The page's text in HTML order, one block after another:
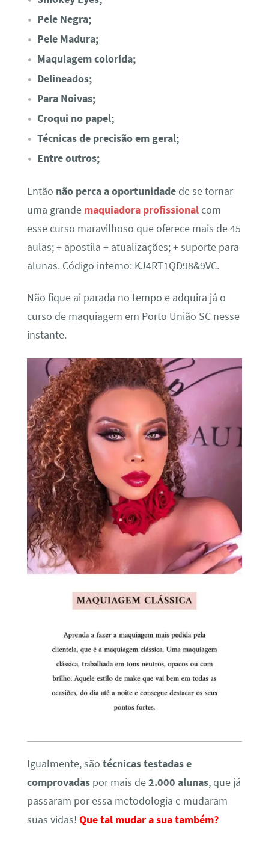
Pele Negra;
Pele Madura;
Maquiagem colorida;
Delineados;
Para Noivas;
Croqui no papel;
Técnicas de precisão em geral;
Entre outros;
Então não perca a oportunidadede se tornar
uma grande maquiadora profissionalcom
esse curso maravilhoso que oferece mais de 45
aulas; + apostila + atualizações; + suporte para
alunas. Código interno: KJ4RT1QD98&9VC.
Não fique ai parada no tempo e adquira já o
curso de maquiagem em Porto União SC nesse
instante.
Igualmente, são técnicas testadas e
comprovadaspor mais de2.000 alunas, que já
passaram por essa metodologia e mudaram
suas vidas! Que tal mudar a sua também?